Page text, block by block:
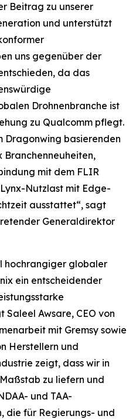
Beitrag zu unserer
und unterstützt
uns gegenüber der
da das
Drohnenbranche ist
zu Qualcomm pflegt.
Dragonwing basierenden
Branchenneuheiten,
mit dem FLIR
Nutzlast mit Edge-
ausstattet“, sagt
Generaldirektor
hochrangiger globaler
ein entscheidender
Saleel Awsare, CEO von
mit Gremsy sowie
Herstellern und
zeigt, dass wir in
zu liefern und
und TAA-
die für Regierungs- und